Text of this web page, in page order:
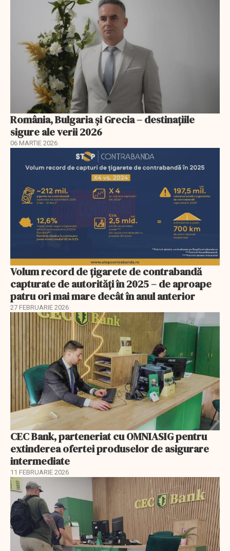
România, Bulgaria și Grecia – destinațiile
sigure ale verii 2026
06 MARTIE 2026
Volum record de țigarete de contrabandă
capturate de autorități în 2025 – de aproape
patru ori mai mare decât în anul anterior
27 FEBRUARIE 2026
CEC Bank, parteneriat cu OMNIASIG pentru
extinderea ofertei produselor de asigurare
intermediate
11 FEBRUARIE 2026